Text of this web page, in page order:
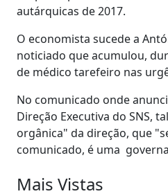
autárquicas de 2017.
O economista sucede a
noticiado que acumulou,
de médico tarefeiro nas
No comunicado onde
Direção Executiva do SNS,
orgânica" da direção, que
comunicado, é uma
Mais Vistas